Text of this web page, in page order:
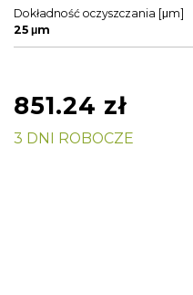
Dokładność oczyszczania [μm]
25 μm
851.24 zł
3 DNI ROBOCZE